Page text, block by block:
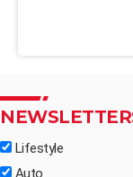
Lifestyle
Auto